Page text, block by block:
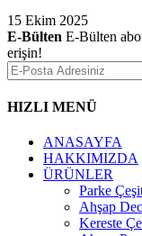
15 Ekim 2025
E-Bülten E-Bülten
erişin!
HIZLI MENÜ
ANASAYFA
HAKKIMIZDA
ÜRÜNLER
Parke
Ahşap
Kereste